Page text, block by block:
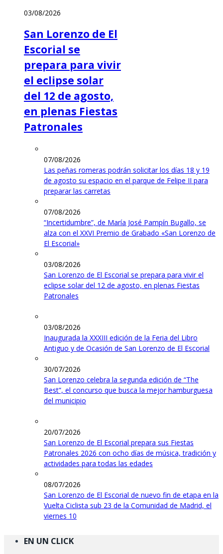
03/08/2026
San Lorenzo de El
Escorial se
prepara para vivir
el eclipse solar
del 12 de agosto,
en plenas Fiestas
Patronales
07/08/2026
Las peñas romeras podrán solicitar los días 18 y 19
de agosto su espacio en el parque de Felipe II para
preparar las carretas
07/08/2026
“Incertidumbre”, de María José Pampín Bugallo, se
alza con el XXVI Premio de Grabado «San Lorenzo de
El Escorial»
03/08/2026
San Lorenzo de El Escorial se prepara para vivir el
eclipse solar del 12 de agosto, en plenas Fiestas
Patronales
03/08/2026
Inaugurada la XXXIII edición de la Feria del Libro
Antiguo y de Ocasión de San Lorenzo de El Escorial
30/07/2026
San Lorenzo celebra la segunda edición de “The
Best”, el concurso que busca la mejor hamburguesa
del municipio
20/07/2026
San Lorenzo de El Escorial prepara sus Fiestas
Patronales 2026 con ocho días de música, tradición y
actividades para todas las edades
08/07/2026
San Lorenzo de El Escorial de nuevo fin de etapa en la
Vuelta Ciclista sub 23 de la Comunidad de Madrid, el
viernes 10
EN UN CLICK